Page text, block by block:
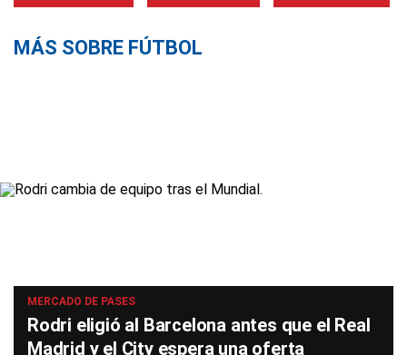
MÁS SOBRE FÚTBOL
MERCADO DE PASES
Rodri eligió al Barcelona antes que el Real
Madrid y el City espera una oferta